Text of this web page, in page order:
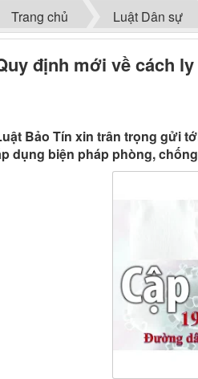
Trang chủ Luật Dân sự
định mới về cách
Bảo Tín xin trân trọng gửi
dụng biện pháp phòng,